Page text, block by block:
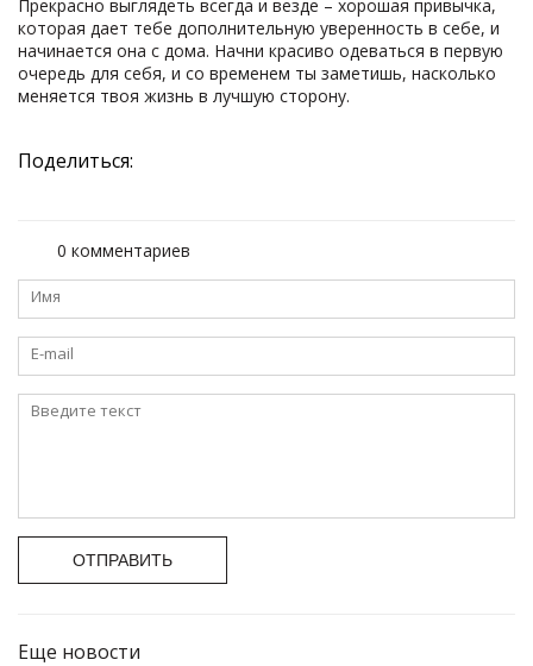
Прекрасно выглядеть всегда и везде – хорошая привычка,
которая дает тебе дополнительную уверенность в себе, и
начинается она с дома. Начни красиво одеваться в первую
очередь для себя, и со временем ты заметишь, насколько
меняется твоя жизнь в лучшую сторону.
Поделиться:
0 комментариев
ОТПРАВИТЬ
Еще новости